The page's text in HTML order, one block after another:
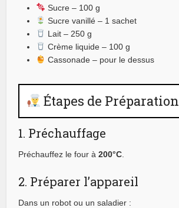
Sucre – 100 g
Sucre vanillé – 1 sachet
Lait – 250 g
Crème liquide – 100 g
Cassonade – pour le dessus
Étapes de Préparation
1. Préchauffage
Préchauffez le four à200°C
2. Préparer l’appareil
Dans un robot ou un saladier :